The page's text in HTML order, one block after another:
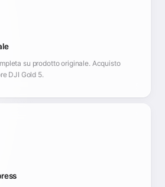
su prodotto originale. Acquisto
DJI Gold 5.